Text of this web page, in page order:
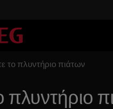
το πλυντήριο πιάτων
πλυντήριο